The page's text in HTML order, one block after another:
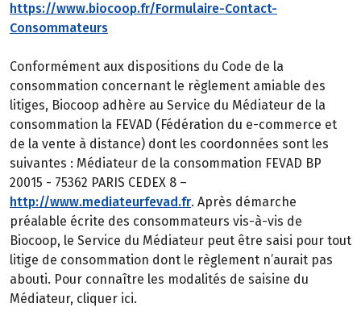
https://www.biocoop.fr/Formulaire-Contact-
Consommateurs
Conformément aux dispositions du Code de la
consommation concernant le règlement amiable des
litiges, Biocoop adhère au Service du Médiateur de la
consommation la FEVAD (Fédération du e-commerce et
de la vente à distance) dont les coordonnées sont les
suivantes : Médiateur de la consommation FEVAD BP
20015 - 75362 PARIS CEDEX 8 –
http://www.mediateurfevad.fr. Après démarche
préalable écrite des consommateurs vis-à-vis de
Biocoop, le Service du Médiateur peut être saisi pour tout
litige de consommation dont le règlement n’aurait pas
abouti. Pour connaître les modalités de saisine du
Médiateur, cliquer ici.